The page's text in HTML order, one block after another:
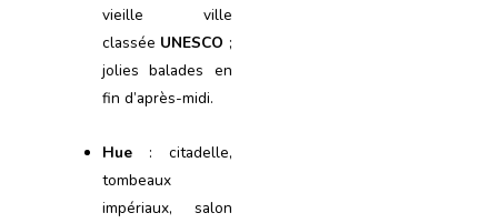
vieille ville
classée UNESCO ;
jolies balades en
fin d’après-midi.
Hue: citadelle,
tombeaux
impériaux, salon